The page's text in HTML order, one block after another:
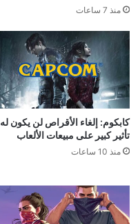
منذ 7 ساعات
كابكوم: إلغاء الأقراص لن يكون له
تأثير كبير على مبيعات الألعاب
منذ 10 ساعات